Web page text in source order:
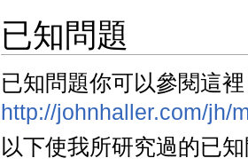
已知問題
已知問題你可以參閱這
http://johnhaller.com/jh/
以下使我所研究過的已